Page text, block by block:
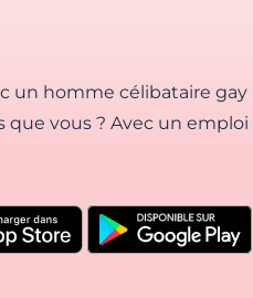
un homme célibataire gay
que vous ? Avec un emploi